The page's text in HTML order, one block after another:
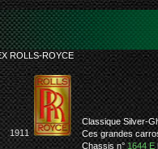
ROLLS-ROYCE
1911
Classique Silver-
Ces grandes
Chassis n°1644 E